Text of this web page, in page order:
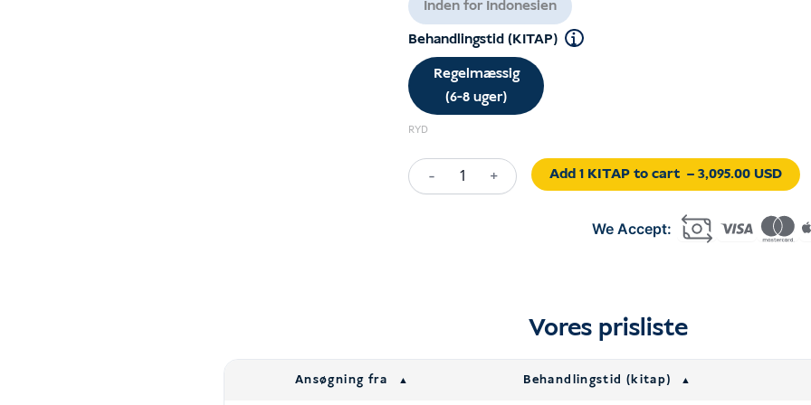
Inden for Indonesien
Behandlingstid (KITAP)
Regelmæssig
(6-8 uger)
RYD
-
Retirement
+ Add 1 KITAP to cart – 3,095.00 USD
Vores prisliste
Ansøgning fra Behandlingstid (kitap)